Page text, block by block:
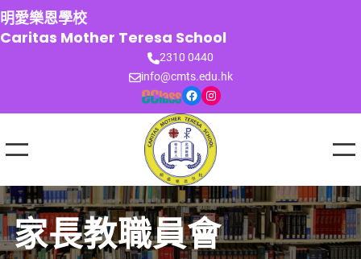
跳
至
主
明愛樂恩學校
Caritas Mother Teresa School
2310 0440
info@cmts.edu.hk
Facebook Instagram
家長教職員會